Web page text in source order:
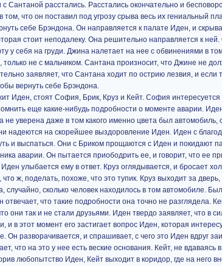
Сантаной расстались. Расстались окончательно и
что он поставил под угрозу срыва весь их гениальный
себе Брэндона. Он направляется к палате Иден, и
стоит неподалеку. Она решительно направляется к
у себя на груди. Джина налетает на нее с обвинениями в
только не с мальчиком. Сантана произносит, что Джине не
заявляет, что Сантана ходит по острию лезвия, и если
вернуть себе Брэндона.
Иден, стоят София, Брик, Круз и Кейт. София интересуется
еще какие-нибудь подробности о моменте аварии.
не уверена даже в том какого именно цвета был
надеются на скорейшее выздоровление Иден. Иден с
и выспаться. Они с Бриком прощаются с Иден и покидают
аварии. Он пытается приободрить ее, и говорит, что ее
улыбается ему в ответ. Круз оглядывается, и бросает
ж, поделать, похоже, что это тупик. Круз выходит за
случайно, сколько человек находилось в том автомобиле.
что такие подробности она точно не разглядела.
они так и не стали друзьями. Иден твердо заявляет, что в
и в этот момент его застигает вопрос Иден, которая
Он разворачивается, и спрашивает, с чего это Иден вдруг
что на это у нее есть веские основания. Кейт, не вдаваясь
любопытство Иден, Кейт выходит в коридор, где на него